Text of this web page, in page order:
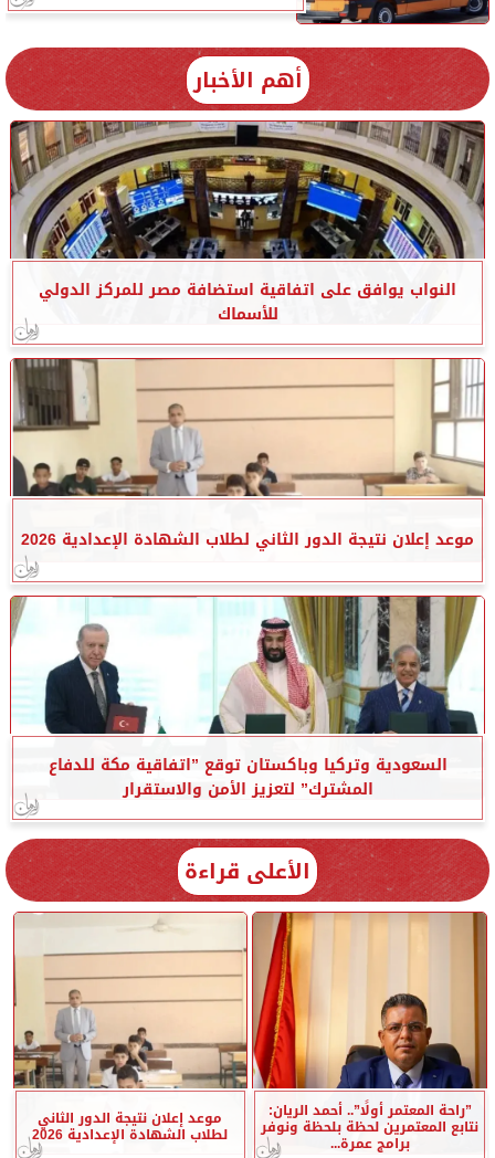
أهم الأخبار
النواب يوافق على اتفاقية استضافة مصر للمركز الدولي
للأسماك
موعد إعلان نتيجة الدور الثاني لطلاب الشهادة الإعدادية 2026
السعودية وتركيا وباكستان توقع ”اتفاقية مكة للدفاع
المشترك” لتعزيز الأمن والاستقرار
الأعلى قراءة
”راحة المعتمر أولًا”.. أحمد الريان:
نتابع المعتمرين لحظة بلحظة ونوفر
برامج عمرة...
موعد إعلان نتيجة الدور الثاني
لطلاب الشهادة الإعدادية 2026